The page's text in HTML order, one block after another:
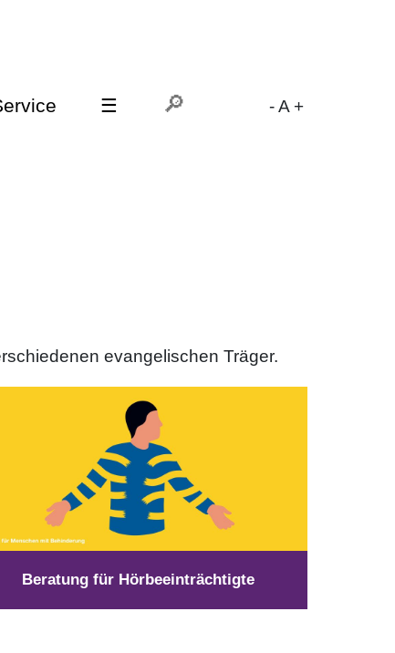
☰ -A +
evangelischen Träger.
Beratung für Hörbeeinträchtigte